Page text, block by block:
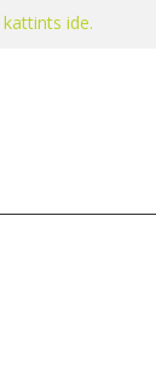
kattints ide.